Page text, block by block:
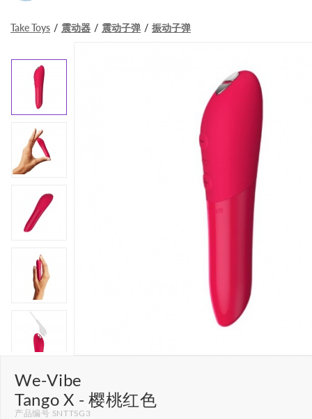
Take Toys 震动器 震动子弹 振动子弹
We-Vibe
Tango X - 樱桃红色
产品编号 SNTTSG3